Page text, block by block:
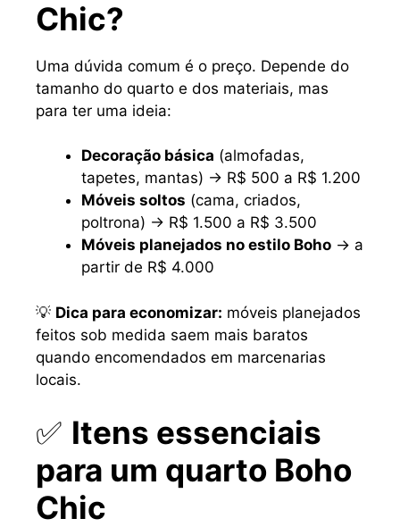
Chic?
Uma dúvida comum é o preço. Depende do
tamanho do quarto e dos materiais, mas
para ter uma ideia:
Decoração básica (almofadas,
tapetes, mantas) → R$ 500 a R$ 1.200
Móveis soltos (cama, criados,
poltrona) → R$ 1.500 a R$ 3.500
Móveis planejados no estilo Boho → a
partir de R$ 4.000
💡 Dica para economizar: móveis planejados
feitos sob medida saem mais baratos
quando encomendados em marcenarias
locais.
✅ Itens essenciais
para um quarto Boho
Chic